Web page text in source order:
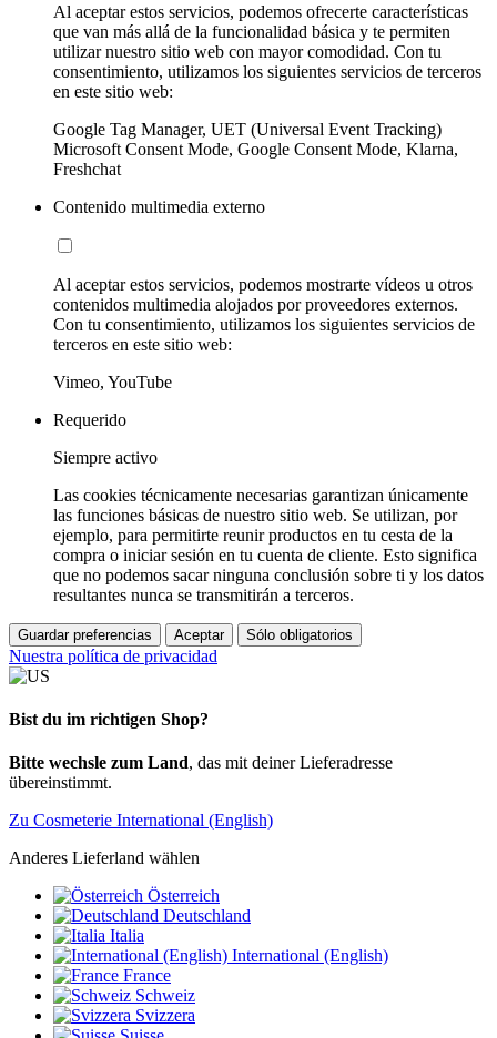
Al aceptar estos servicios, podemos ofrecerte características
que van más allá de la funcionalidad básica y te permiten
utilizar nuestro sitio web con mayor comodidad. Con tu
consentimiento, utilizamos los siguientes servicios de terceros
en este sitio web:
Google Tag Manager, UET (Universal Event Tracking)
Microsoft Consent Mode, Google Consent Mode, Klarna,
Freshchat
Contenido multimedia externo
Al aceptar estos servicios, podemos mostrarte vídeos u otros
contenidos multimedia alojados por proveedores externos.
Con tu consentimiento, utilizamos los siguientes servicios de
terceros en este sitio web:
Vimeo, YouTube
Requerido
Siempre activo
Las cookies técnicamente necesarias garantizan únicamente
las funciones básicas de nuestro sitio web. Se utilizan, por
ejemplo, para permitirte reunir productos en tu cesta de la
compra o iniciar sesión en tu cuenta de cliente. Esto significa
que no podemos sacar ninguna conclusión sobre ti y los datos
resultantes nunca se transmitirán a terceros.
Guardar preferencias Aceptar Sólo obligatorios
Nuestra política de privacidad
Bist du im richtigen Shop?
Bitte wechsle zum Land, das mit deiner Lieferadresse
übereinstimmt.
Zu Cosmeterie International (English)
Anderes Lieferland wählen
Österreich
Deutschland
Italia
International (English)
France
Schweiz
Svizzera